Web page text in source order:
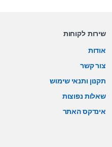
שירות לקוחות
אודות
צור קשר
תקנון ותנאי שימוש
שאלות נפוצות
אינדקס האתר